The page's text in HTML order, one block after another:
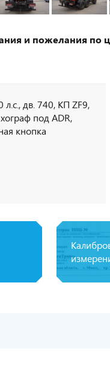
и пожелания по
дв. 740, КП ZF9,
под ADR,
кнопка